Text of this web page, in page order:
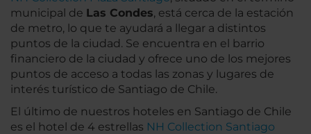
municipal de Las Condes, está cerca de la estación
de metro, lo que te ayudará a llegar a distintos
puntos de la ciudad. Se encuentra en el barrio
financiero de la ciudad y ofrece uno de los mejores
puntos de acceso a todas las zonas y lugares de
interés turístico de Santiago de Chile.
El último de nuestros hoteles en Santiago de Chile
es el hotel de 4 estrellas NH Collection Santiago